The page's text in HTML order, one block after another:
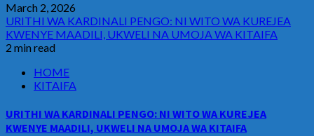
March 2, 2026
URITHI WA KARDINALI PENGO: NI WITO WA KUREJEA
KWENYE MAADILI, UKWELI NA UMOJA WA KITAIFA
2 min read
HOME
KITAIFA
URITHI WA KARDINALI PENGO: NI WITO WA KUREJEA
KWENYE MAADILI, UKWELI NA UMOJA WA KITAIFA